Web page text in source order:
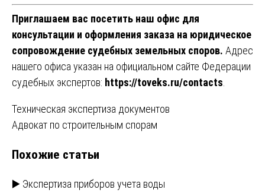
Приглашаем вас посетить наш офис для
консультации и оформления заказа на юридическое
сопровождение судебных земельных споров. Адрес
нашего офиса указан на официальном сайте Федерации
судебных экспертов: https://toveks.ru/contacts
Навигация
по
записям
Техническая экспертиза документов
Адвокат по строительным спорам
Похожие статьи
▶️ Экспертиза приборов учета воды